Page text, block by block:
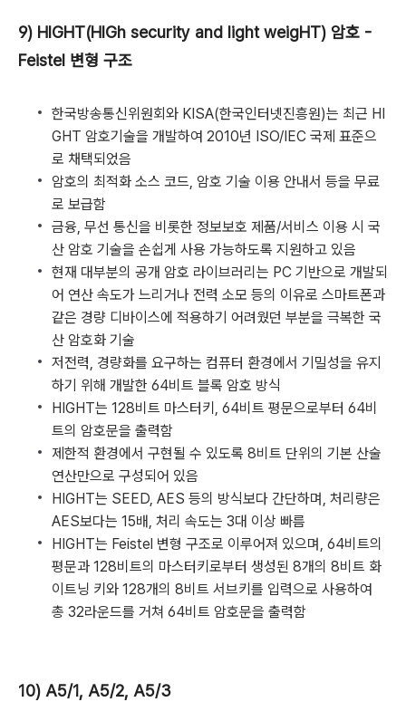
9) HIGHT(HIGh security and light weigHT) 암호 -
Feistel 변형 구조
한국방송통신위원회와 KISA(한국인터넷진흥원)는 최근 HI
GHT 암호기술을 개발하여 2010년 ISO/IEC 국제 표준으
로 채택되었음
암호의 최적화 소스 코드, 암호 기술 이용 안내서 등을 무료
로 보급함
금융, 무선 통신을 비롯한 정보보호 제품/서비스 이용 시 국
산 암호 기술을 손쉽게 사용 가능하도록 지원하고 있음
현재 대부분의 공개 암호 라이브러리는 PC 기반으로 개발되
어 연산 속도가 느리거나 전력 소모 등의 이유로 스마트폰과
같은 경량 디바이스에 적용하기 어려웠던 부분을 극복한 국
산 암호화 기술
저전력, 경량화를 요구하는 컴퓨터 환경에서 기밀성을 유지
하기 위해 개발한 64비트 블록 암호 방식
HIGHT는 128비트 마스터키, 64비트 평문으로부터 64비
트의 암호문을 출력함
제한적 환경에서 구현될 수 있도록 8비트 단위의 기본 산술
연산만으로 구성되어 있음
HIGHT는 SEED, AES 등의 방식보다 간단하며, 처리량은
AES보다는 15배, 처리 속도는 3대 이상 빠름
HIGHT는 Feistel 변형 구조로 이루어져 있으며, 64비트의
평문과 128비트의 마스터키로부터 생성된 8개의 8비트 화
이트닝 키와 128개의 8비트 서브키를 입력으로 사용하여
총 32라운드를 거쳐 64비트 암호문을 출력함
10) A5/1, A5/2, A5/3